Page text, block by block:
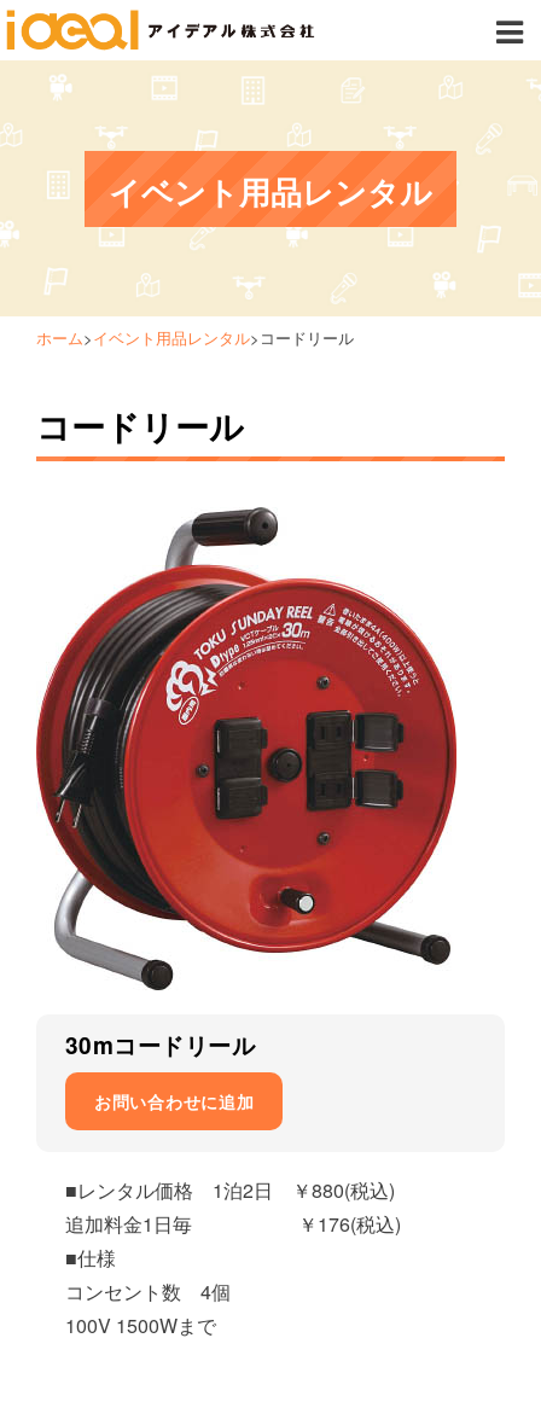
イベント用品レンタル
ホーム>イベント用品レンタル> コードリール
コードリール
30mコードリール
お問い合わせに追加
■レンタル価格 1泊2日 ￥880(税込)
追加料金1日毎 ￥176(税込)
■仕様
コンセント数 4個
100V 1500Wまで